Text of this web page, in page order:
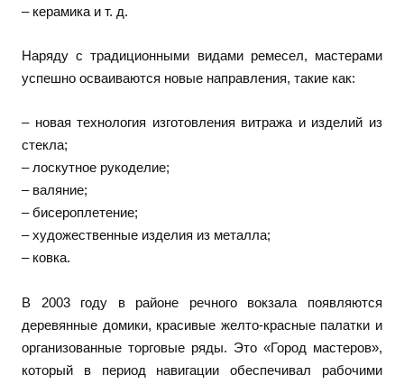
– керамика и т. д.
Наряду с традиционными видами ремесел, мастерами
успешно осваиваются новые направления, такие как:
– новая технология изготовления витража и изделий из
стекла;
– лоскутное рукоделие;
– валяние;
– бисероплетение;
– художественные изделия из металла;
– ковка.
В 2003 году в районе речного вокзала появляются
деревянные домики, красивые желто-красные палатки и
организованные торговые ряды. Это «Город мастеров»,
который в период навигации обеспечивал рабочими